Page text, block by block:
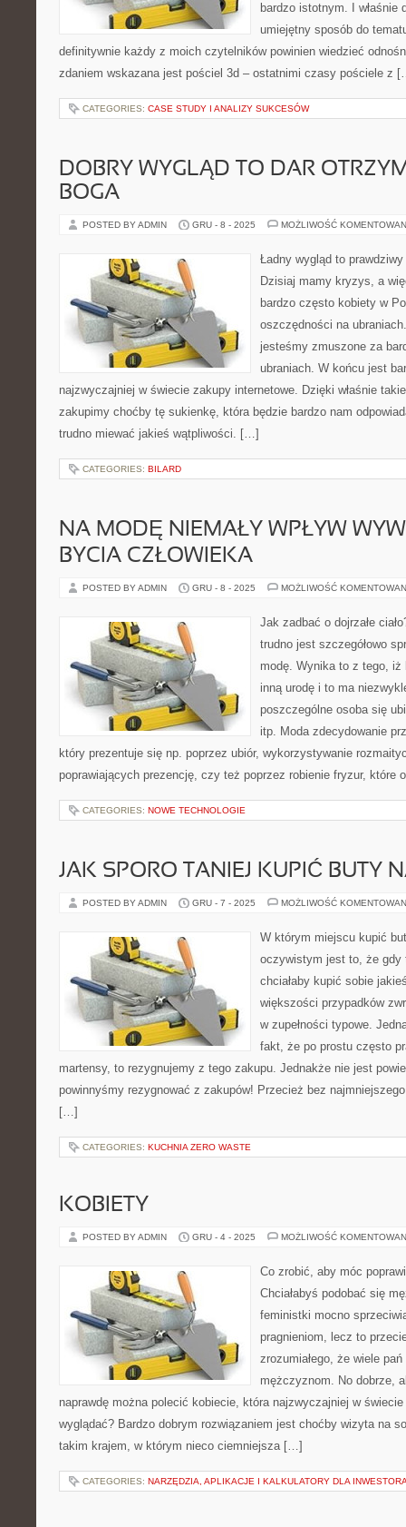
bardzo istotnym. I właśnie
umiejętny sposób do
definitywnie każdy z moich czytelników powinien wiedzieć
zdaniem wskazana jest pościel 3d – ostatnimi czasy pościele z
CATEGORIES: CASE STUDY I ANALIZY SUKCESÓW
DOBRY WYGLĄD TO DAR
BOGA
POSTED BY ADMIN GRU - 8 - 2025 MOŻLIWOŚĆ
Ładny wygląd to
Dzisiaj mamy kryzys, a
bardzo często kobiety w
oszczędności na
jesteśmy zmuszone za
ubraniach. W końcu jest
najzwyczajniej w świecie zakupy internetowe. Dzięki właśnie
zakupimy choćby tę sukienkę, która będzie bardzo nam
trudno miewać jakieś wątpliwości. […]
CATEGORIES: BILARD
NA MODĘ NIEMAŁY WPŁYW
BYCIA CZŁOWIEKA
POSTED BY ADMIN GRU - 8 - 2025 MOŻLIWOŚĆ
Jak zadbać o dojrzałe
trudno jest szczegółowo
modę. Wynika to z tego,
inną urodę i to ma
poszczególne osoba się
itp. Moda zdecydowanie
który prezentuje się np. poprzez ubiór, wykorzystywanie
poprawiających prezencję, czy też poprzez robienie fryzur, które
CATEGORIES: NOWE TECHNOLOGIE
JAK SPORO TANIEJ KUPIĆ BUTY
POSTED BY ADMIN GRU - 7 - 2025 MOŻLIWOŚĆ
W którym miejscu kupić
oczywistym jest to, że gdy
chciałaby kupić sobie
większości przypadków
w zupełności typowe.
fakt, że po prostu często
martensy, to rezygnujemy z tego zakupu. Jednakże nie jest
powinnyśmy rezygnować z zakupów! Przecież bez
[…]
CATEGORIES: KUCHNIA ZERO WASTE
KOBIETY
POSTED BY ADMIN GRU - 4 - 2025 MOŻLIWOŚĆ
Co zrobić, aby móc
Chciałabyś podobać się
feministki mocno
pragnieniom, lecz to
zrozumiałego, że wiele
mężczyznom. No dobrze,
naprawdę można polecić kobiecie, która najzwyczajniej w
wyglądać? Bardzo dobrym rozwiązaniem jest choćby wizyta na
takim krajem, w którym nieco ciemniejsza […]
CATEGORIES: NARZĘDZIA, APLIKACJE I KALKULATORY DLA